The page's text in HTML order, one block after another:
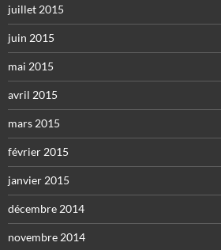
juillet 2015
juin 2015
mai 2015
avril 2015
mars 2015
février 2015
janvier 2015
décembre 2014
novembre 2014